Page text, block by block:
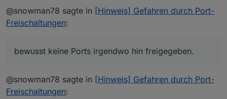
@snowman78 sagte in [Hinweis] Gefahren durch Port-
Freischaltungen:
bewusst keine Ports irgendwo hin freigegeben.
@snowman78 sagte in [Hinweis] Gefahren durch Port-
Freischaltungen: